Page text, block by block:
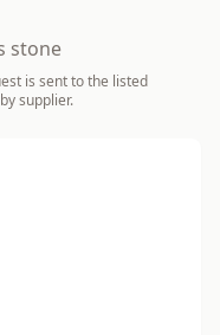
stone
is sent to the listed
supplier.